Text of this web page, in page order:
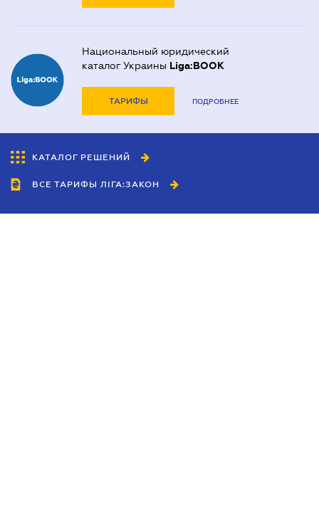
Национальный юридический
каталог Украины Liga:BOOK
ТАРИФЫ ПОДРОБНЕЕ
КАТАЛОГ РЕШЕНИЙ
ВСЕ ТАРИФЫ ЛІГА:ЗАКОН